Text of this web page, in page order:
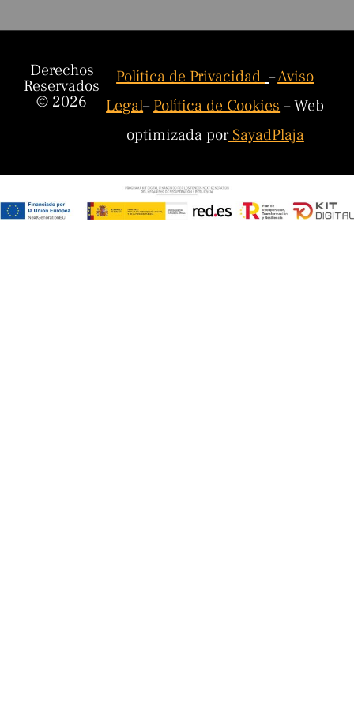
Derechos
Reservados
© 2026
Política de Privacidad–Aviso
Legal–Política de Cookies– Web
optimizada porSayadPlaja